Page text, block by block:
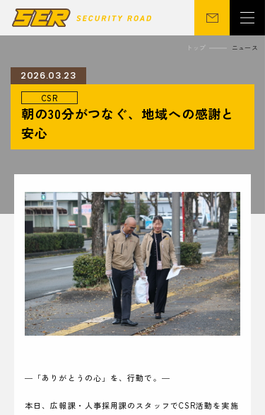
会社概要
関連事業
ニュース
サステナビリティ
CSR
シニア向け
採用情報 お問い合わせ
トップ ニュース
2026.03.23
CSR
朝の30分がつなぐ、地域への感謝と
安心
―「ありがとうの心」を、行動で。―
本日、広報課・人事採用課のスタッフでCSR活動を実施